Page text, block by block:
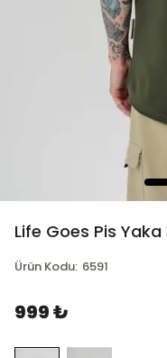
Life Goes Pis
Ürün Kodu: 6591
999 ₺